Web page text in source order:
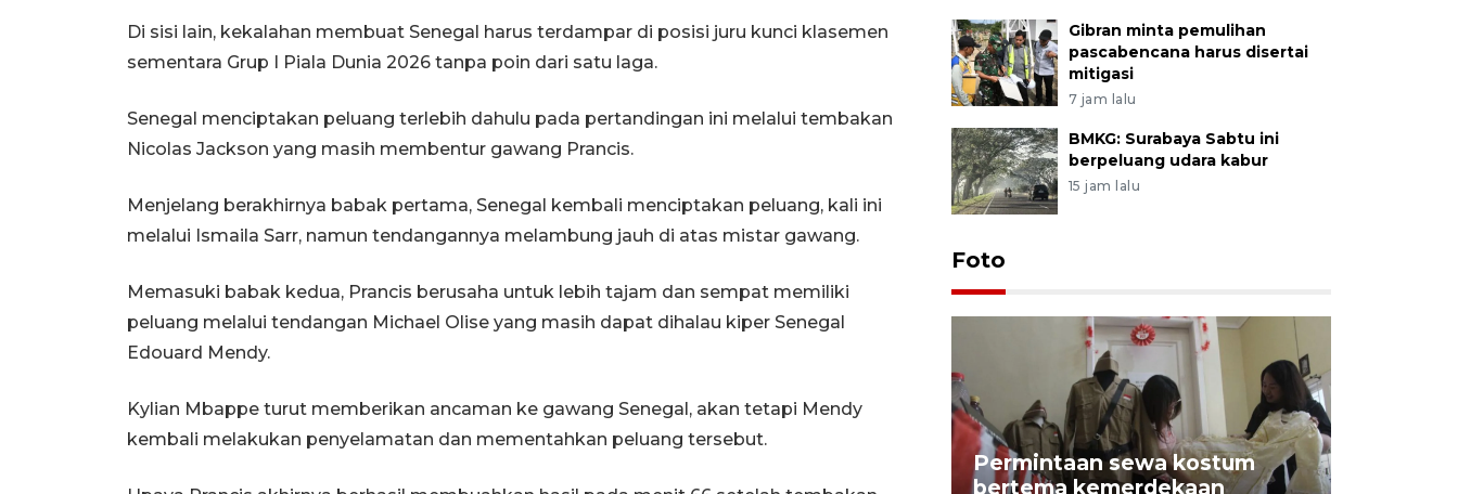
Di sisi lain, kekalahan membuat Senegal harus terdampar di posisi juru kunci klasemen
sementara Grup I Piala Dunia 2026 tanpa poin dari satu laga.
Senegal menciptakan peluang terlebih dahulu pada pertandingan ini melalui tembakan
Nicolas Jackson yang masih membentur gawang Prancis.
Menjelang berakhirnya babak pertama, Senegal kembali menciptakan peluang, kali ini
melalui Ismaila Sarr, namun tendangannya melambung jauh di atas mistar gawang.
Memasuki babak kedua, Prancis berusaha untuk lebih tajam dan sempat memiliki
peluang melalui tendangan Michael Olise yang masih dapat dihalau kiper Senegal
Edouard Mendy.
Kylian Mbappe turut memberikan ancaman ke gawang Senegal, akan tetapi Mendy
kembali melakukan penyelamatan dan mementahkan peluang tersebut.
Gibran minta pemulihan
pascabencana harus disertai
mitigasi
7 jam lalu
BMKG: Surabaya Sabtu ini
berpeluang udara kabur
15 jam lalu
Foto
Penguatan struktur jembatan
Permintaan sewa kostum
bertema kemerdekaan